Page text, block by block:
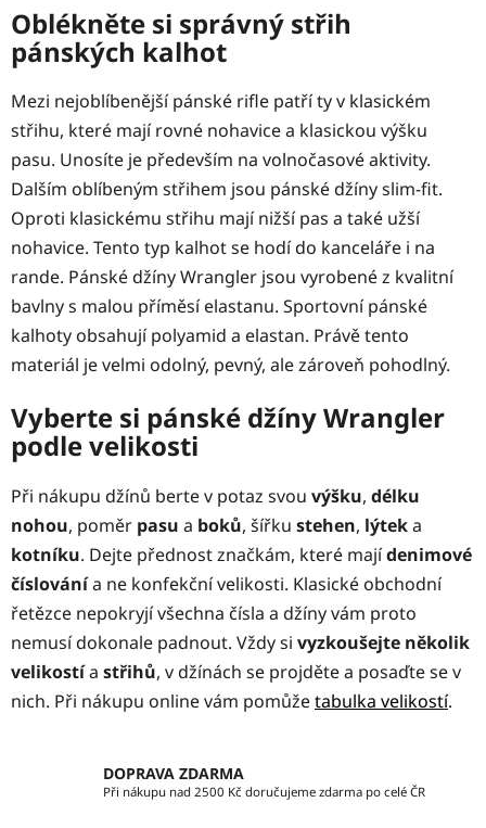
l
á
a
c
í
p
r
v
k
y
v
ý
p
i
s
Oblékněte si správný střih
pánských kalhot
Mezi nejoblíbenější pánské rifle patří ty v klasickém
střihu, které mají rovné nohavice a klasickou výšku
pasu. Unosíte je především na volnočasové aktivity.
Dalším oblíbeným střihem jsou pánské džíny slim-fit.
Oproti klasickému střihu mají nižší pas a také užší
nohavice. Tento typ kalhot se hodí do kanceláře i na
rande. Pánské džíny Wrangler jsou vyrobené z kvalitní
bavlny s malou příměsí elastanu. Sportovní pánské
kalhoty obsahují polyamid a elastan. Právě tento
materiál je velmi odolný, pevný, ale zároveň pohodlný.
Vyberte si pánské džíny Wrangler
podle velikosti
Při nákupu džínů berte v potaz svou výšku, délku
nohou, poměr pasu a boků, šířku stehen, lýteka
kotníku. Dejte přednost značkám, které majídenimové
číslovánía ne konfekční velikosti. Klasické obchodní
řetězce nepokryjí všechna čísla a džíny vám proto
nemusí dokonale padnout. Vždy si vyzkoušejte několik
velikostía střihů, v džínách se projděte a posaďte se v
nich. Při nákupu online vám pomůžetabulka velikostí.
DOPRAVA ZDARMA
Při nákupu nad 2500 Kč doručujeme zdarma po celé ČR